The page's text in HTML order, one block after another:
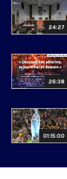
24:27
26:38
01:15:00